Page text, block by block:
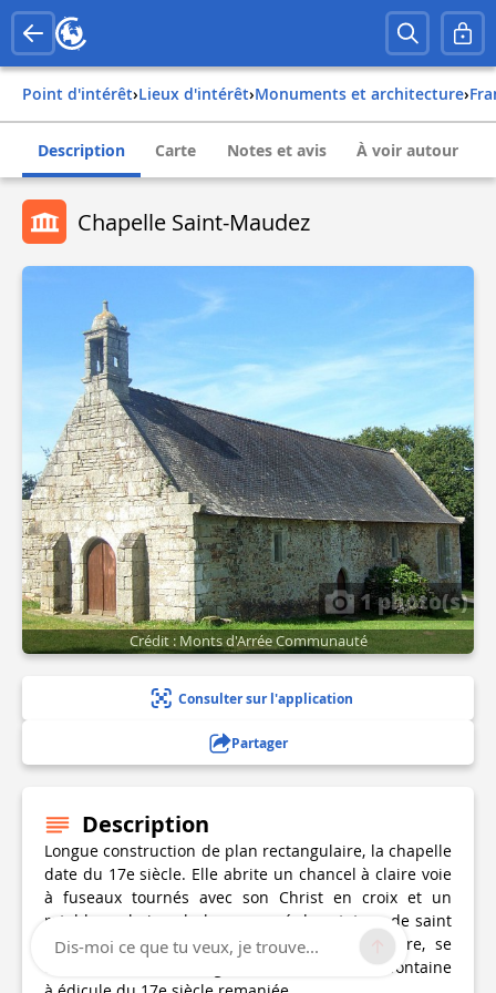
Point d'intérêt› Lieux d'intérêt› Monuments et architecture›
Description Carte Notes et avis À voir autour
Chapelle Saint-Maudez
1 photo(s)
Crédit : Monts d'Arrée Communauté
Consulter sur l'application
Partager
Description
Longue construction de plan rectangulaire, la chapelle
date du 17e siècle. Elle abrite un chancel à claire voie
à fuseaux tournés avec son Christ en croix et un
retable en bois polychrome orné des statues de saint
Gouesnou et de saint Maudez. Sur le placître, se
trouvent une croix de granite mutilée et une fontaine
Dis-moi ce que tu veux, je trouve...